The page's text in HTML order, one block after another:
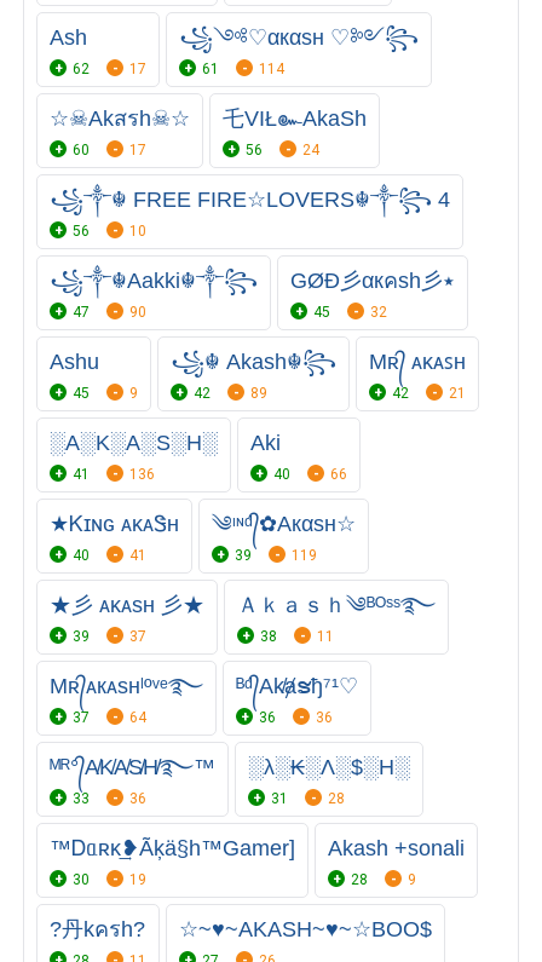
Ash
62 17
꧁༺♡αкαѕн ♡༻꧂
61 114
☆☠︎Akสรh☠☆
60 17
乇VIŁ๛AkaSh
56 24
꧁༒☬ FREE FIRE☆LOVERS☬༒꧂ 4
56 10
꧁༒☬Aakki☬༒꧂
47 90
GØĐ彡αкคsh彡٭
45 32
Ashu
45 9
꧁☬ Akash☬꧂
42 89
Mʀ᭄ ᴀᴋᴀꜱʜ
42 21
░A░K░A░S░H░
41 136
Aki
40 66
★Ꮶɪɴɢㅤ ᴀᴋᴀᏕʜ
40 41
༄ᶦᶰᵈ᭄✿Aкαѕн☆
39 119
★彡 ᴀᴋᴀsʜ 彡★
39 37
Ａｋａｓｈ༄ᴮᴼˢˢ࿐
38 11
Mʀ᭄ᴀкᴀsнˡºᵛᵉ࿐
37 64
ᴮᵈ᭄Ak̸ⱥຮђ⁷¹♡
36 36
ᴹᴿ°᭄A̸K̸A̸S̸H̸࿐™
33 36
░λ░₭░Λ░$░H░
31 28
™Ꭰᥲʀκ͢❥Ãķä§h™Gamer]
30 19
Akash +sonali
28 9
?丹kครh? ☆~♥~AKASH~♥~☆BOO$